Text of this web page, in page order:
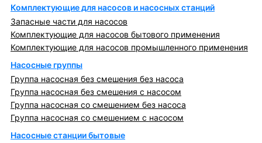
Комплектующие для насосов и насосных станций
Запасные части для насосов
Комплектующие для насосов бытового применения
Комплектующие для насосов промышленного применения
Насосные группы
Группа насосная без смешения без насоса
Группа насосная без смешения с насосом
Группа насосная со смешением без насоса
Группа насосная со смешением с насосом
Насосные станции бытовые